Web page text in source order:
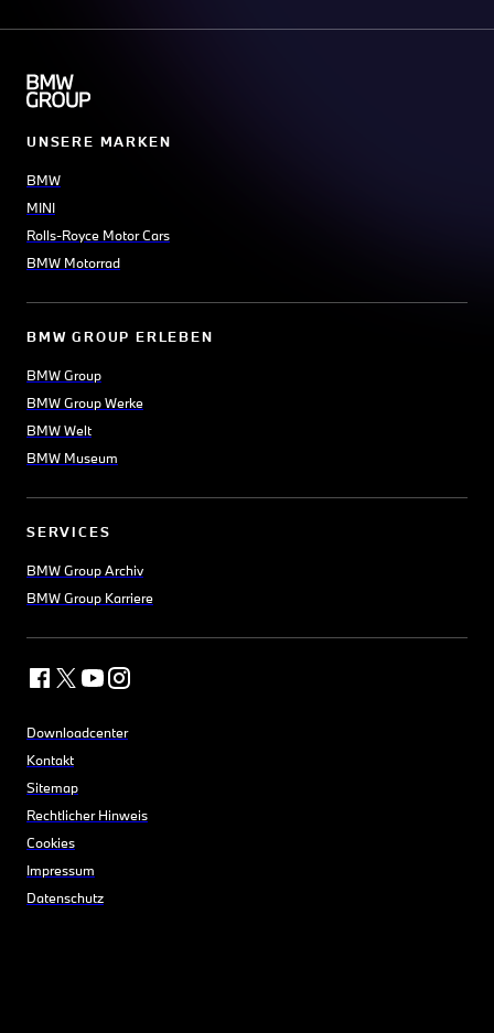
UNSERE MARKEN
BMW
MINI
Rolls-Royce Motor Cars
BMW Motorrad
BMW GROUP ERLEBEN
BMW Group
BMW Group Werke
BMW Welt
BMW Museum
SERVICES
BMW Group Archiv
BMW Group Karriere
Downloadcenter
Kontakt
Sitemap
Rechtlicher Hinweis
Cookies
Impressum
Datenschutz